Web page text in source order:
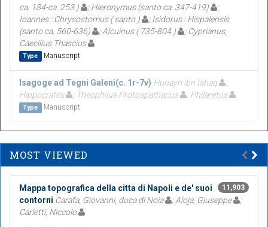
ca. 184-ca. 253 )
; Hieronymus (santo ca. 347-419)
;
Ioannes : Chrysostomus ( santo )
; Isidorus : Hispalensis
(santo ca. 560-636)
; Alcuinus ( 735-804 )
; Cyprianus,
Caecilius Thascius
Type Manuscript
Isagoge ad Tegni Galeni(c. 1r-7v) Hunayn ibn Ishaq
Hippocrates
; Theophilus Protospatharius ; Philaretus
Type Manuscript
MOST VIEWED
11,903
Mappa topografica della citta di Napoli e de' suoi
contorni Carafa, Giovanni, duca di Noia ; Aloja, Giuseppe
;
Carletti, Niccolo